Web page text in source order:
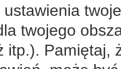
twojego
itp.). Pamiętaj,